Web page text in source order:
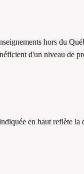
hors du
d'un niveau de
en haut reflète la